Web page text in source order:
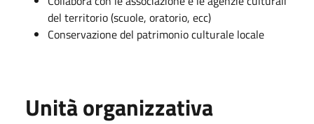
del territorio (scuole, oratorio, ecc)
Conservazione del patrimonio culturale locale
Unità organizzativa